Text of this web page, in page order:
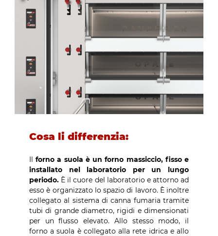
Cosa li differenzia:
Ilforno a suola è un forno massiccio, fisso e
installato nel laboratorio per un lungo
periodo. È il cuore del laboratorio e attorno ad
esso è organizzato lo spazio di lavoro. È inoltre
collegato al sistema di canna fumaria tramite
tubi di grande diametro, rigidi e dimensionati
per un flusso elevato. Allo stesso modo, il
forno a suola è collegato alla rete idrica e allo